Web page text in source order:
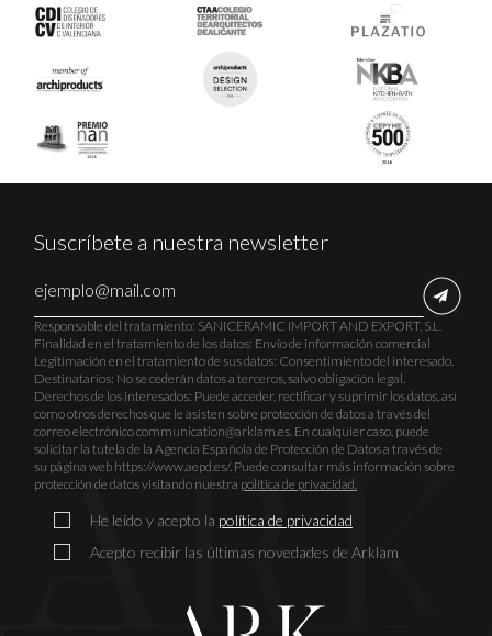
Suscríbete a nuestra newsletter
Responsable del tratamiento: SANICERAMIC IMPORT AND EXPORT, S.L.
Finalidad en el tratamiento de los datos: Envío de información comercial
Legitimación en el tratamiento de sus datos: Consentimiento del interesado.
Destinatarios: No se cederán datos a terceros, salvo obligación legal.
Derechos de los interesados: Puede acceder, rectificar y suprimir los datos, así
como otros derechos que le asisten sobre protección de datos a través del
correo electrónico communication@arklam.es. En cualquier caso, puede
solicitar la tutela de la Agencia Española de Protección de Datos a través de
su página web https://www.aepd.es/. Puede consultar más información sobre
protección de datos visitando nuestra política de privacidad.
He leído y acepto la política de privacidad
Acepto recibir las últimas novedades de Arklam